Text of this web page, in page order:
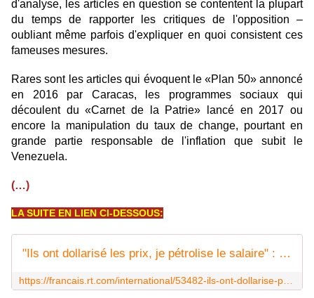
d'analyse, les articles en question se contentent la plupart
du temps de rapporter les critiques de l'opposition –
oubliant même parfois d'expliquer en quoi consistent ces
fameuses mesures.
Rares sont les articles qui évoquent le «Plan 50» annoncé
en 2016 par Caracas, les programmes sociaux qui
découlent du «Carnet de la Patrie» lancé en 2017 ou
encore la manipulation du taux de change, pourtant en
grande partie responsable de l'inflation que subit le
Venezuela.
(…)
LA SUITE EN LIEN CI-DESSOUS:
"Ils ont dollarisé les prix, je pétrolise le salaire" : Maduro s'engage à relancer l'économie